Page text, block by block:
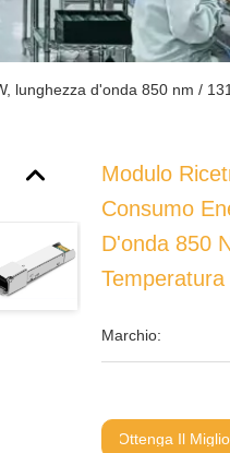
lunghezza d'onda 850 nm /
Modulo
Consumo
D'onda 850
Marchio:
Ottenga Il